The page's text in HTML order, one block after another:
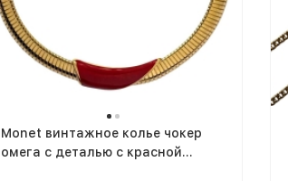
Monet винтажное колье чокер
омега с деталью с красной